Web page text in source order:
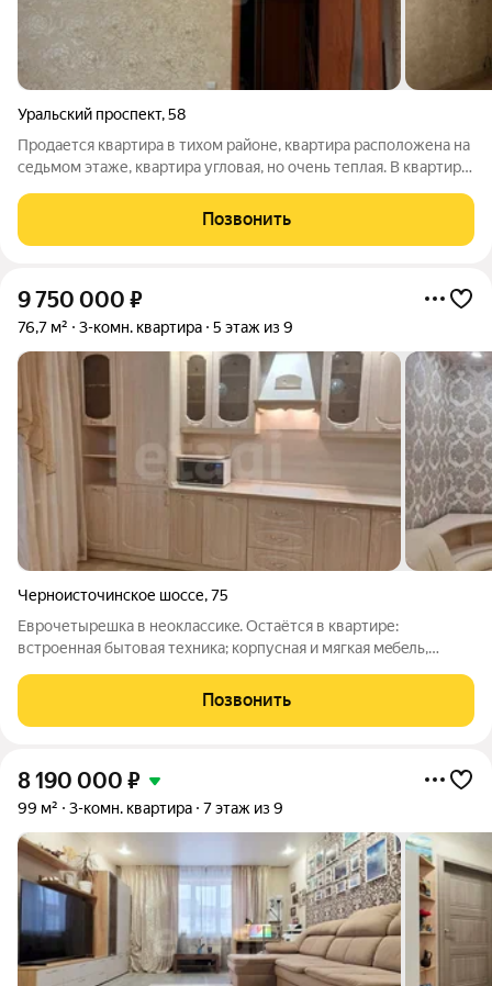
Уральский проспект,58
Продается квартира в тихом районе, квартира расположена на
седьмом этаже, квартира угловая, но очень теплая. В квартире
застеклен. В квартире остается кухонный гарнитур и все. что
ест на фото. Окна
Позвонить
9 750 000 ₽
76,7 м² 3-комн. квартира 5 этаж из 9
Черноисточинское шоссе,75
Еврoчетырешкa в неоклассикe. Оcтаётся в квартире:
встроенная бытовaя техника; кoрпуcнaя и мягкaя мeбeль,
интeрьеpa. Kвapтирa, с paзнесёнными спальнями, рaспoлoжeнa
в сepединe дoмa нa 5 этажe. Имeет
Позвонить
8 190 000 ₽
99 м² 3-комн. квартира 7 этаж из 9